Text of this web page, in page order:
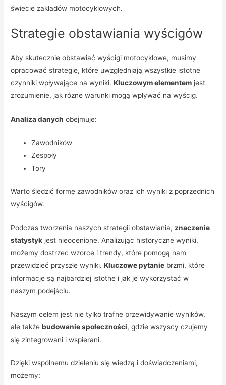
świecie zakładów motocyklowych.
Strategie obstawiania wyścigów
Aby skutecznie obstawiać wyścigi motocyklowe, musimy
opracować strategie, które uwzględniają wszystkie istotne
czynniki wpływające na wyniki.Kluczowym elementem jest
zrozumienie, jak różne warunki mogą wpływać na wyścig.
Analiza danych obejmuje:
Zawodników
Zespoły
Tory
Warto śledzić formę zawodników oraz ich wyniki z poprzednich
wyścigów.
Podczas tworzenia naszych strategii obstawiania, znaczenie
statystyk jest nieocenione. Analizując historyczne wyniki,
możemy dostrzec wzorce i trendy, które pomogą nam
przewidzieć przyszłe wyniki.Kluczowe pytanie brzmi, które
informacje są najbardziej istotne i jak je wykorzystać w
naszym podejściu.
Naszym celem jest nie tylko trafne przewidywanie wyników,
ale takżebudowanie społeczności, gdzie wszyscy czujemy
się zintegrowani i wspierani.
Dzięki wspólnemu dzieleniu się wiedzą i doświadczeniami,
możemy: